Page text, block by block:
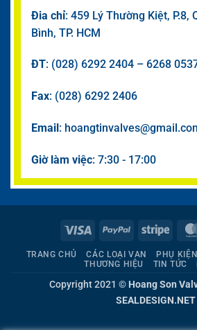
Đia chỉ: 459 Lý Thường Kiệt, P.8,
Bình, TP. HCM
ĐT: (028) 6292 2404 – 6268
Fax: (028) 6292 2406
Email:
Giờ làm việc: 7:30 - 17:00
Visa PayPal Stripe
TRANG CHỦ CÁC LOẠI VAN PHỤ KIỆN
THƯƠNG HIỆU
TIN TỨC
Copyright 2021 © Hoang Son
SEALDESIGN.NET